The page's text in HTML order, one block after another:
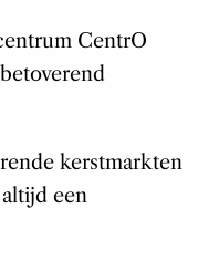
CentrO
kerstmarkten
een